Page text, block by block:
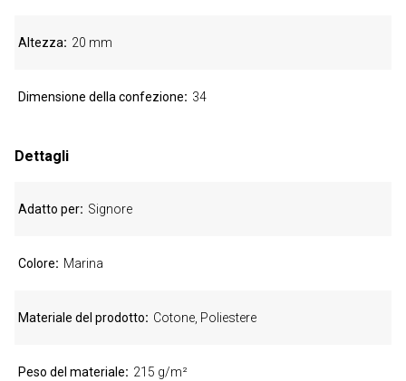
Altezza 20 mm
Dimensione della confezione 34
Dettagli
Adatto per Signore
Colore Marina
Materiale del prodotto Cotone, Poliestere
Peso del materiale 215 g/m²